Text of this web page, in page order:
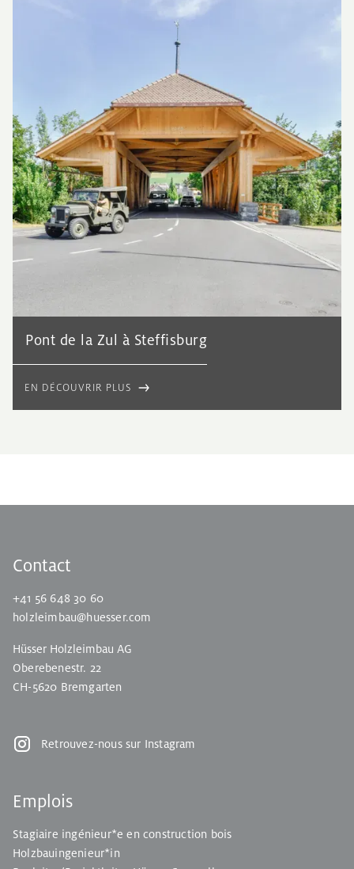
Pont de la Zul à Steffisburg
EN DÉCOUVRIR PLUS
Contact
+41 56 648 30 60
holzleimbau@huesser.com
Hüsser Holzleimbau AG
Oberebenestr. 22
CH-5620 Bremgarten
Retrouvez-nous sur Instagram
Emplois
Stagiaire ingénieur*e en construction bois
Holzbauingenieur*in